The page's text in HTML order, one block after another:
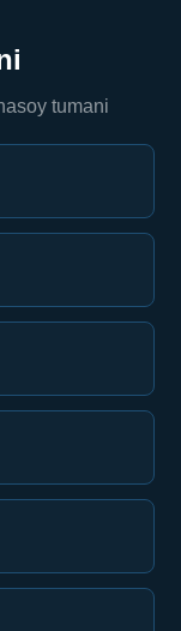
tumani